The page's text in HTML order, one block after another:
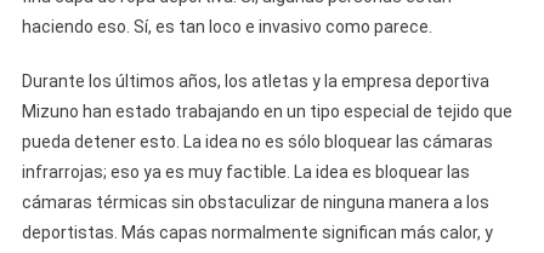
haciendo eso. Sí, es tan loco e invasivo como parece.
Durante los últimos años, los atletas y la empresa deportiva
Mizuno han estado trabajando en un tipo especial de tejido que
pueda detener esto. La idea no es sólo bloquear las cámaras
infrarrojas; eso ya es muy factible. La idea es bloquear las
cámaras térmicas sin obstaculizar de ninguna manera a los
deportistas. Más capas normalmente significan más calor, y